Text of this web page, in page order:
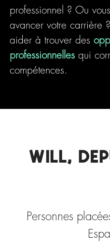
professionnel
? Ou
avancer votre carrière
aider à trouver des
professionnelles qui
compétences.
WILL,
Personnes